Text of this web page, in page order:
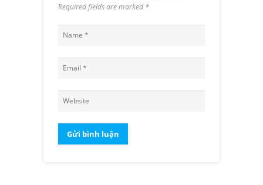
Required fields are marked *